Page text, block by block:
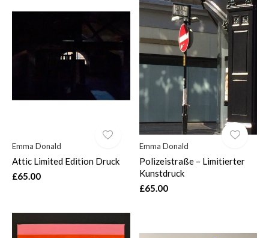
Emma Donald
Attic Limited Edition Druck
£65.00
Emma Donald
Polizeistraße – Limitierter
Kunstdruck
£65.00